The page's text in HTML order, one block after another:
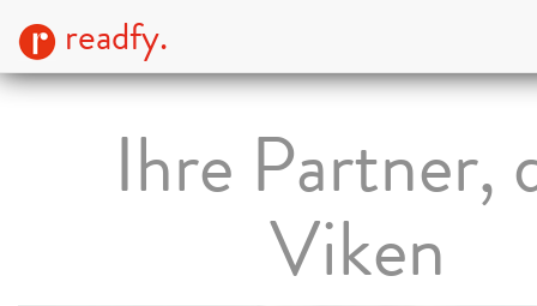
readfy.
Ihre Partner,
Viken